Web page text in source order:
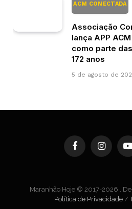
ACM CONECTADA
Associação
lança APP
como parte
172 anos
5 de agosto de
FacebookInstagram
Maranhão Hoje © 2017-2026 .
Política de Privacidade /